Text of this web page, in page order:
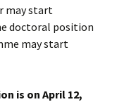
may start
doctoral position
may start
is on April 12,